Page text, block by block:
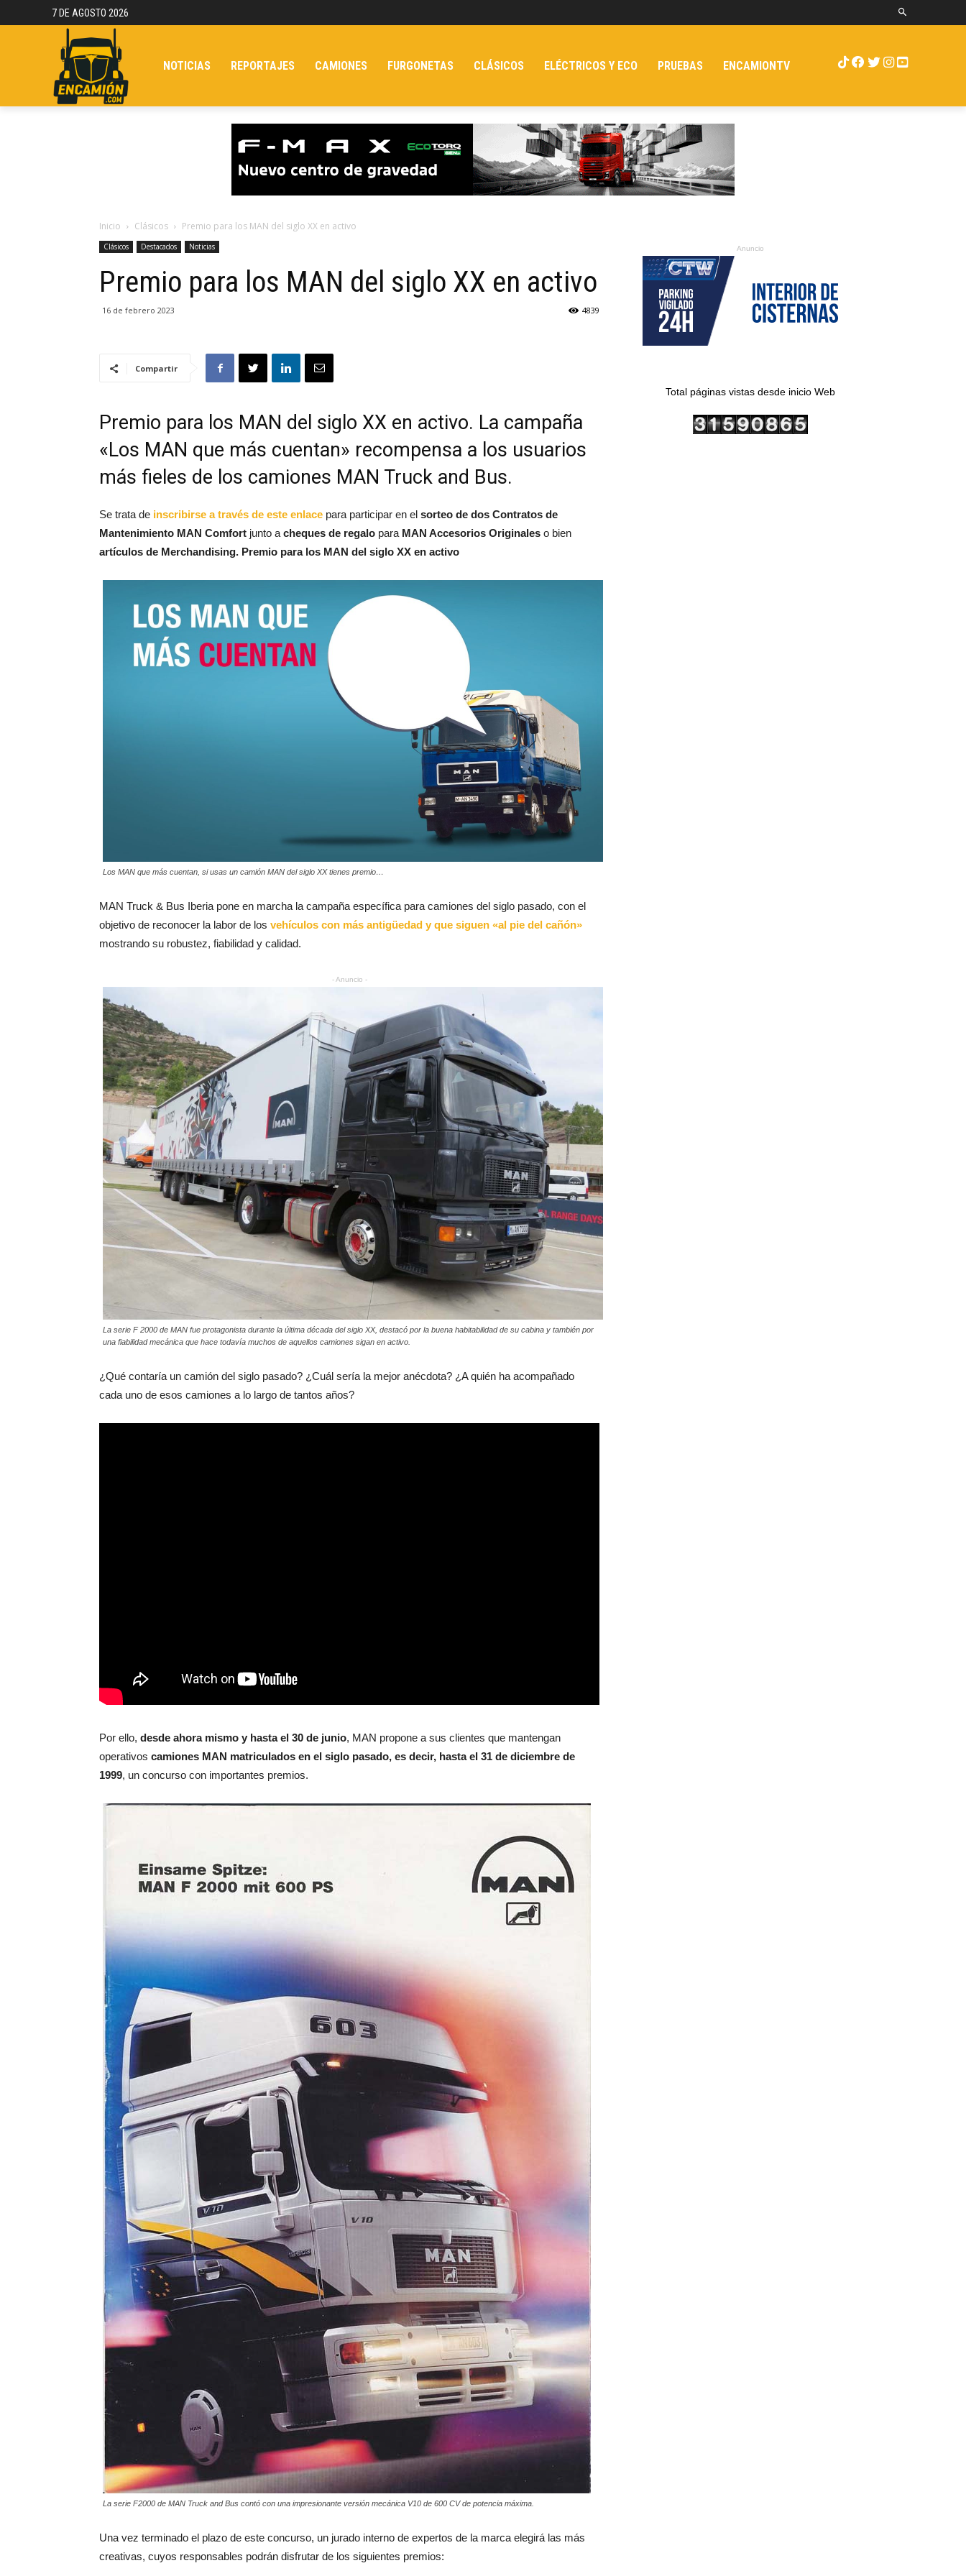
7 DE AGOSTO 2026
NOTICIAS REPORTAJES CAMIONES FURGONETAS CLÁSICOS ELÉCTRICOS Y ECO PRUEBAS ENCAMIONTV
Inicio Clásicos Premio para los MAN del siglo XX en activo
Clásicos Destacados Noticias
Premio para los MAN del siglo XX en activo
16 de febrero 2023 4839
Compartir
Premio para los MAN del siglo XX en activo. La campaña
«Los MAN que más cuentan» recompensa a los usuarios
más fieles de los camiones MAN Truck and Bus.
Se trata de inscribirse a través de este enlace para participar en el sorteo de dos Contratos de
Mantenimiento MAN Comfort junto a cheques de regalo para MAN Accesorios Originales o bien
artículos de Merchandising. Premio para los MAN del siglo XX en activo
Los MAN que más cuentan, si usas un camión MAN del siglo XX tienes premio…
MAN Truck & Bus Iberia pone en marcha la campaña específica para camiones del siglo pasado, con el
objetivo de reconocer la labor de los vehículos con más antigüedad y que siguen «al pie del cañón»
mostrando su robustez, fiabilidad y calidad.
- Anuncio -
La serie F 2000 de MAN fue protagonista durante la última década del siglo XX, destacó por la buena habitabilidad de su cabina y también por
una fiabilidad mecánica que hace todavía muchos de aquellos camiones sigan en activo.
¿Qué contaría un camión del siglo pasado? ¿Cuál sería la mejor anécdota? ¿A quién ha acompañado
cada uno de esos camiones a lo largo de tantos años?
Por ello, desde ahora mismo y hasta el 30 de junio, MAN propone a sus clientes que mantengan
operativos camiones MAN matriculados en el siglo pasado, es decir, hasta el 31 de diciembre de
1999, un concurso con importantes premios.
La serie F2000 de MAN Truck and Bus contó con una impresionante versión mecánica V10 de 600 CV de potencia máxima.
Una vez terminado el plazo de este concurso, un jurado interno de expertos de la marca elegirá las más
creativas, cuyos responsables podrán disfrutar de los siguientes premios:
Anuncio
Total páginas vistas desde inicio Web